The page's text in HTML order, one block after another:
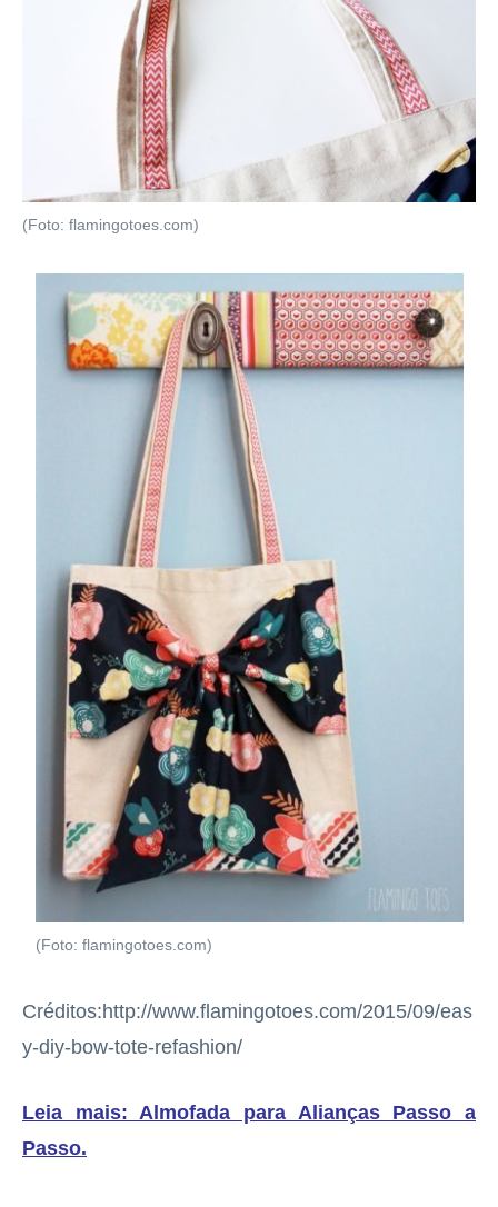
(Foto: flamingotoes.com)
(Foto: flamingotoes.com)
Créditos:http://www.flamingotoes.com/2015/09/eas
y-diy-bow-tote-refashion/
Leia mais: Almofada para Alianças Passo a
Passo.